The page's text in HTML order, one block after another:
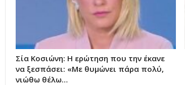
Σία Κοσιώνη: Η ερώτηση που την έκανε
να ξεσπάσει: «Με θυμώνει πάρα πολύ,
νιώθω θέλω…